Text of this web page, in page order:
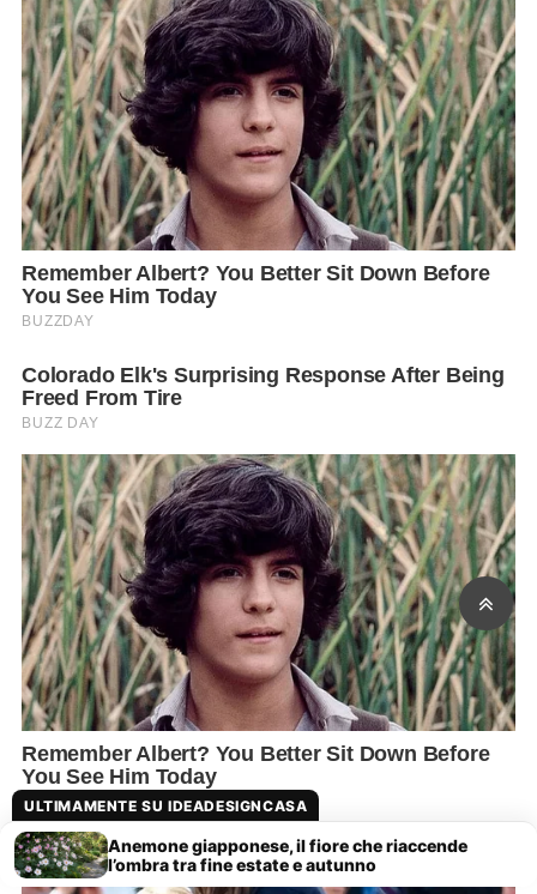
ULTIMAMENTE SU IDEADESIGNCASA
Anemone giapponese, il fiore che riaccende
l’ombra tra fine estate e autunno